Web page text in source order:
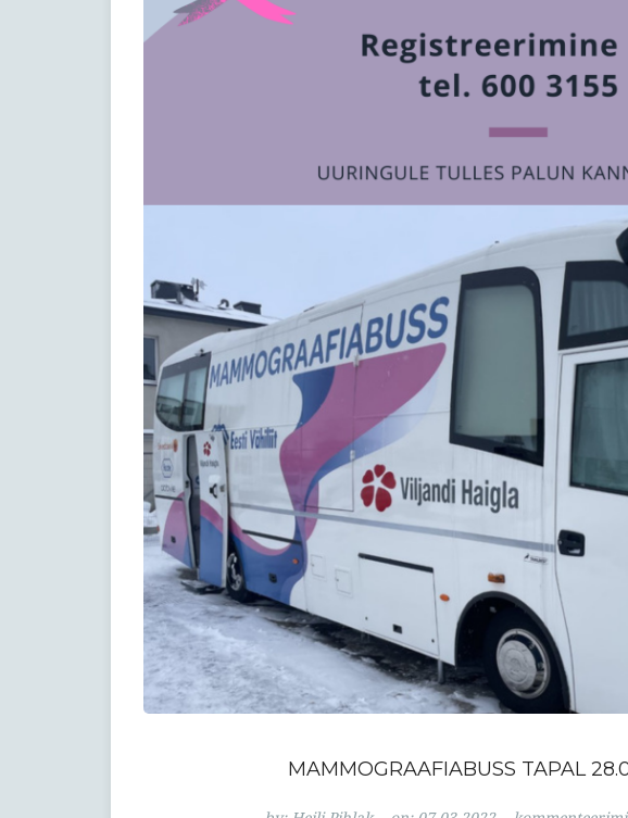
MAMMOGRAAFIABUSS TAPAL